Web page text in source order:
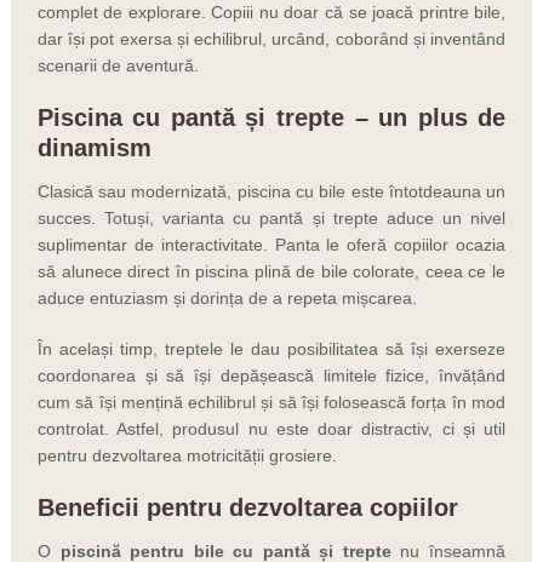
complet de explorare. Copiii nu doar că se joacă printre bile,
dar își pot exersa și echilibrul, urcând, coborând și inventând
scenarii de aventură.
Piscina cu pantă și trepte – un plus de
dinamism
Clasică sau modernizată, piscina cu bile este întotdeauna un
succes. Totuși, varianta cu pantă și trepte aduce un nivel
suplimentar de interactivitate. Panta le oferă copiilor ocazia
să alunece direct în piscina plină de bile colorate, ceea ce le
aduce entuziasm și dorința de a repeta mișcarea.
În același timp, treptele le dau posibilitatea să își exerseze
coordonarea și să își depășească limitele fizice, învățând
cum să își mențină echilibrul și să își folosească forța în mod
controlat. Astfel, produsul nu este doar distractiv, ci și util
pentru dezvoltarea motricității grosiere.
Beneficii pentru dezvoltarea copiilor
O piscină pentru bile cu pantă și treptenu înseamnă